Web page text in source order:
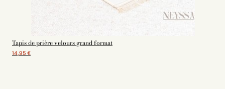
Tapis de prière velours grand format
14,95 €